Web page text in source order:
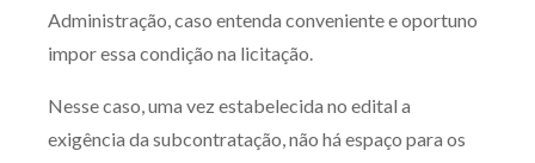
Administração, caso entenda conveniente e oportuno
impor essa condição na licitação.
Nesse caso, uma vez estabelecida no edital a
exigência da subcontratação, não há espaço para os